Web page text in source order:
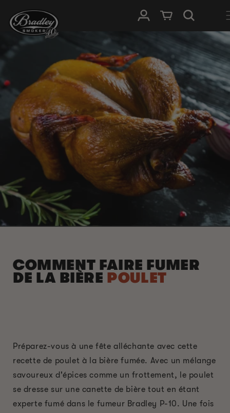
PASSER AU
CONTENU
ConnexionPanier
COMMENT FAIRE FUMER
DE LA BIÈRE POULET
Préparez-vous à une fête alléchante avec cette
recette de poulet à la bière fumée. Avec un mélange
savoureux d'épices comme un frottement, le poulet
se dresse sur une canette de bière tout en étant
experte fumé dans le fumeur Bradley P-10. Une fois